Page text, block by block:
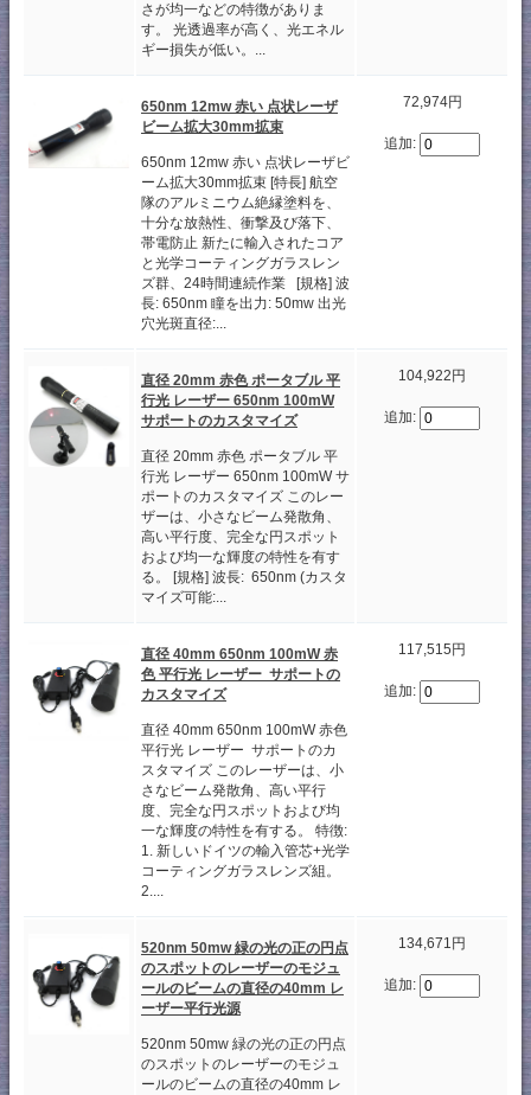
さが均一などの特徴がありま
す。 光透過率が高く、光エネル
ギー損失が低い。...
650nm 12mw 赤い 点状レーザ
ビーム拡大30mm拡束
650nm 12mw 赤い 点状レーザビ
ーム拡大30mm拡束 [特長] 航空
隊のアルミニウム絶縁塗料を、
十分な放熱性、衝撃及び落下、
帯電防止 新たに輸入されたコア
と光学コーティングガラスレン
ズ群、24時間連続作業 [規格] 波
長: 650nm 瞳を出力: 50mw 出光
穴光斑直径:...
72,974円
追加:
直径 20mm 赤色 ポータブル 平
行光 レーザー 650nm 100mW
サポートのカスタマイズ
直径 20mm 赤色 ポータブル 平
行光 レーザー 650nm 100mW サ
ポートのカスタマイズ このレー
ザーは、小さなビーム発散角、
高い平行度、完全な円スポット
および均一な輝度の特性を有す
る。 [規格] 波長: 650nm (カスタ
マイズ可能:...
104,922円
追加:
直径 40mm 650nm 100mW 赤
色 平行光 レーザー サポートの
カスタマイズ
直径 40mm 650nm 100mW 赤色
平行光 レーザー サポートのカ
スタマイズ このレーザーは、小
さなビーム発散角、高い平行
度、完全な円スポットおよび均
一な輝度の特性を有する。 特徴:
1. 新しいドイツの輸入管芯+光学
コーティングガラスレンズ組。
2....
117,515円
追加:
520nm 50mw 緑の光の正の円点
のスポットのレーザーのモジュ
ールのビームの直径の40mm レ
ーザー平行光源
520nm 50mw 緑の光の正の円点
のスポットのレーザーのモジュ
ールのビームの直径の40mm レ
134,671円
追加: